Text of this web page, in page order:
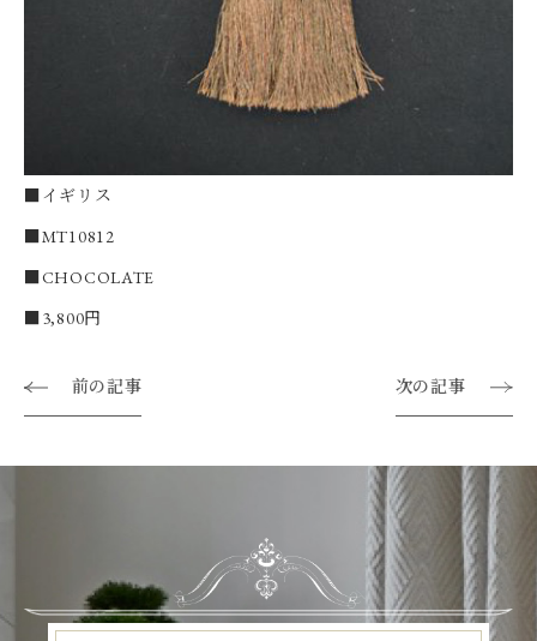
■イギリス
■MT10812
■CHOCOLATE
■3,800円
前の記事 次の記事